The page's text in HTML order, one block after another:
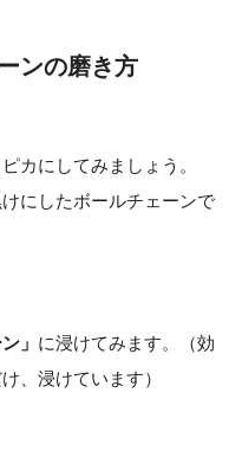
ンの磨き方
カにしてみましょう。
にしたボールチェーンで
」 に浸けてみます。（効
、浸けています）